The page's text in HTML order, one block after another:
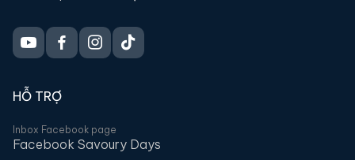
HỖ TRỢ
Inbox Facebook page
Facebook Savoury Days